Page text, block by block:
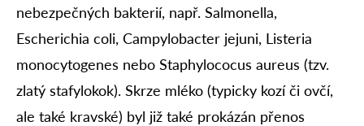
nebezpečných bakterií, např. Salmonella,
Escherichia coli, Campylobacter jejuni, Listeria
monocytogenes nebo Staphylococus aureus (tzv.
zlatý stafylokok). Skrze mléko (typicky kozí či ovčí,
ale také kravské) byl již také prokázán přenos